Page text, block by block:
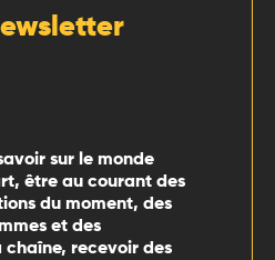
sur le monde
être au courant des
du moment, des
et des
chaîne, recevoir des